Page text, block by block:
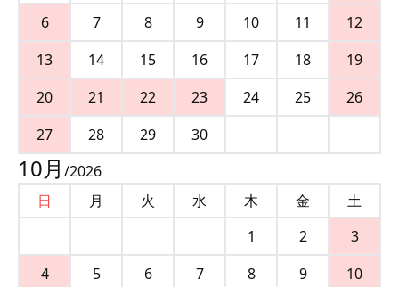
6
7 8 9 10 11
12
13
14 15 16 17 18
19
20
21 22 23 24 25
26
27
28 29 30
10月 /2026
日
月 火 水 木 金
土
1
2
3
4
5 6 7 8 9
10